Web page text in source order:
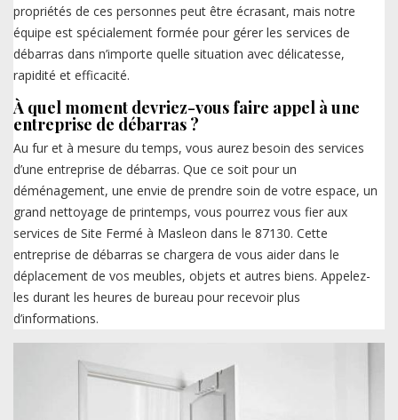
propriétés de ces personnes peut être écrasant, mais notre
équipe est spécialement formée pour gérer les services de
débarras dans n’importe quelle situation avec délicatesse,
rapidité et efficacité.
À quel moment devriez-vous faire appel à une
entreprise de débarras ?
Au fur et à mesure du temps, vous aurez besoin des services
d’une entreprise de débarras. Que ce soit pour un
déménagement, une envie de prendre soin de votre espace, un
grand nettoyage de printemps, vous pourrez vous fier aux
services de Site Fermé à Masleon dans le 87130. Cette
entreprise de débarras se chargera de vous aider dans le
déplacement de vos meubles, objets et autres biens. Appelez-
les durant les heures de bureau pour recevoir plus
d’informations.